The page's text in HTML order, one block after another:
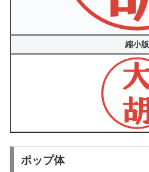
縮小版
ポップ体